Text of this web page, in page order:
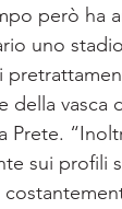
però ha
uno
vasca
Prete.
sui profili